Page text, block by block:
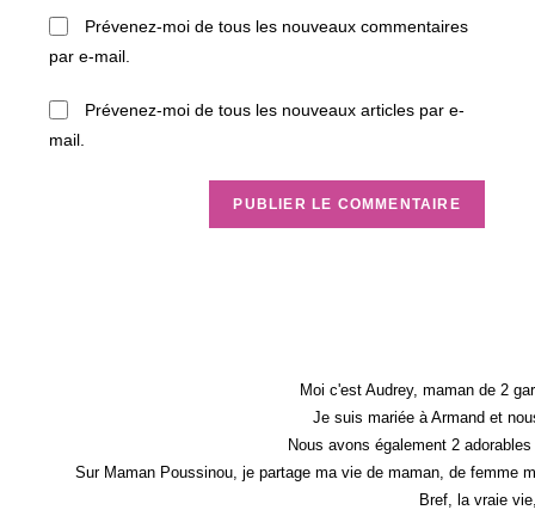
comment
de
(facultatif)
Prévenez-moi de tous les nouveaux commentaires
par e-mail.
Prévenez-moi de tous les nouveaux articles par e-
mail.
Moi c'est Audrey, maman de 2
Je suis mariée à Armand et
Nous avons également 2
Sur Maman Poussinou, je partage ma vie de maman, de femme
Bref, la vraie